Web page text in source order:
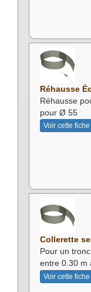
Réhausse
Réhausse
pour Ø 55
Voir cette
Collerette
Pour un
entre 0.30 m
Voir cette